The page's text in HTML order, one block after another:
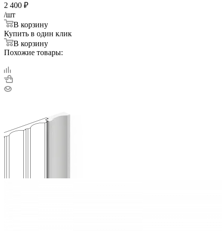
2 400 ₽
/шт
В корзину
Купить в один клик
В корзину
Похожие товары: